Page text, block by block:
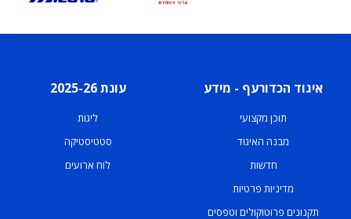
איגוד הכדורעף - מידע
תוכן מקצועי
מבנה האיגוד
חדשות
מדיניות פרטיות
תקנונים פרוטוקולים וטפסים
עונת 2025-26
ליגות
סטטיסטיקה
לוח ארועים